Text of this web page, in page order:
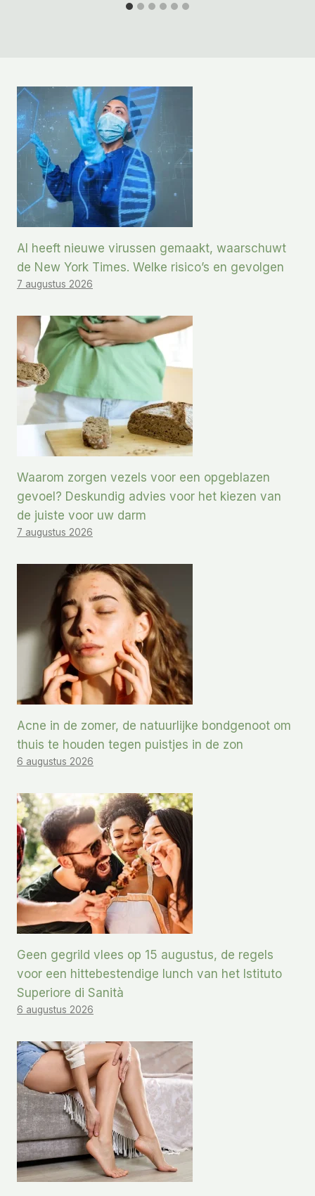
AI heeft nieuwe virussen gemaakt, waarschuwt
de New York Times. Welke risico’s en gevolgen
7 augustus 2026
Waarom zorgen vezels voor een opgeblazen
gevoel? Deskundig advies voor het kiezen van
de juiste voor uw darm
7 augustus 2026
Acne in de zomer, de natuurlijke bondgenoot om
thuis te houden tegen puistjes in de zon
6 augustus 2026
Geen gegrild vlees op 15 augustus, de regels
voor een hittebestendige lunch van het Istituto
Superiore di Sanità
6 augustus 2026